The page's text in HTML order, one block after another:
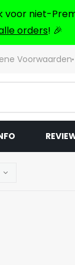
voor niet-
orders! 🎉
Voorwaarden